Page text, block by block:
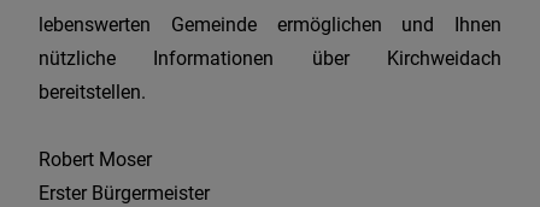
lebenswerten Gemeinde ermöglichen und Ihnen
nützliche Informationen über Kirchweidach
bereitstellen.
Robert Moser
Erster Bürgermeister